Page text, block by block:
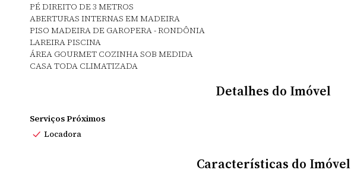
PÉ DIREITO DE 3 METROS
ABERTURAS INTERNAS EM MADEIRA
PISO MADEIRA DE GAROPERA - RONDÔNIA
LAREIRA PISCINA
ÁREA GOURMET COZINHA SOB MEDIDA
CASA TODA CLIMATIZADA
Detalhes do Imóvel
Serviços Próximos
Locadora
Características do Imóvel